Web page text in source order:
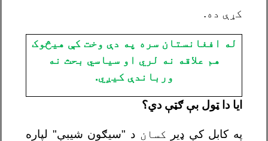
کړې ده.
له افغانستان سره په دې وخت کې هیڅوک
هم علاقه نه لري او سیاسي بحث نه
ورباندې کیږي.
ایا دا ټول بې ګټې دي؟
په کابل کې ډیر کسان د "سیګون شیبې" لپاره